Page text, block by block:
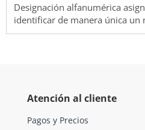
Designación alfanumérica
identificar de manera única un
Atención al cliente
Pagos y Precios